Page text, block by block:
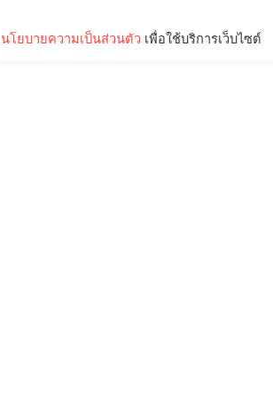
นโยบายความเป็นส่วนตัว เพื่อใช้บริการเว็บไซต์